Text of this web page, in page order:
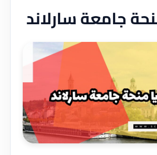
جامعة سارلاند